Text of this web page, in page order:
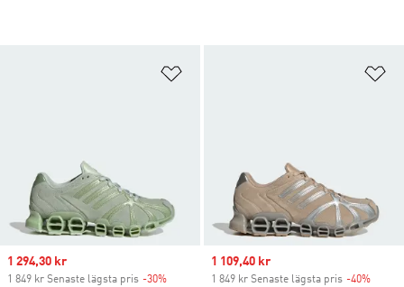
Sale price
1 294,30 kr
1 849 kr Senaste lägsta pris -30%
Sale price
1 109,40 kr
1 849 kr Senaste lägsta pris -40%